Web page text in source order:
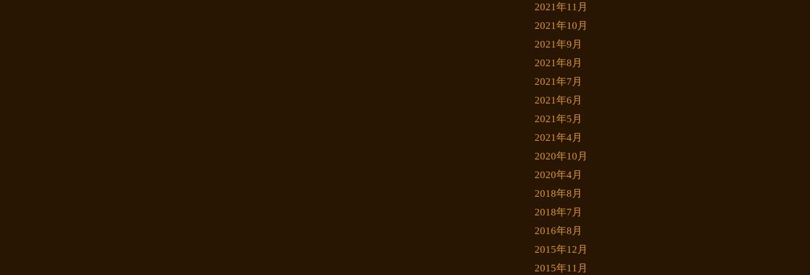
2021年11月
2021年10月
2021年9月
2021年8月
2021年7月
2021年6月
2021年5月
2021年4月
2020年10月
2020年4月
2018年8月
2018年7月
2016年8月
2015年12月
2015年11月